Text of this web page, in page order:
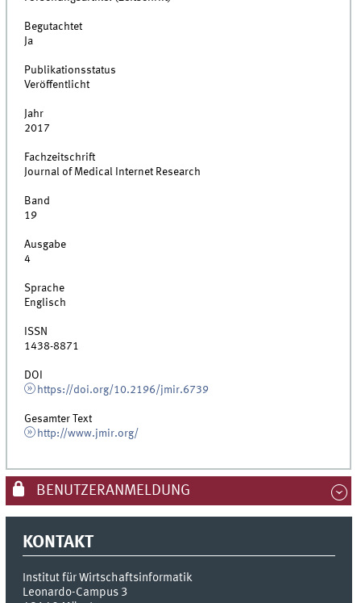
Begutachtet
Ja
Publikationsstatus
Veröffentlicht
Jahr
2017
Fachzeitschrift
Journal of Medical Internet Research
Band
19
Ausgabe
4
Sprache
Englisch
ISSN
1438-8871
DOI
https://doi.org/10.2196/jmir.6739
Gesamter Text
http://www.jmir.org/
BENUTZERANMELDUNG
KONTAKT
Institut für Wirtschaftsinformatik
Leonardo-Campus 3